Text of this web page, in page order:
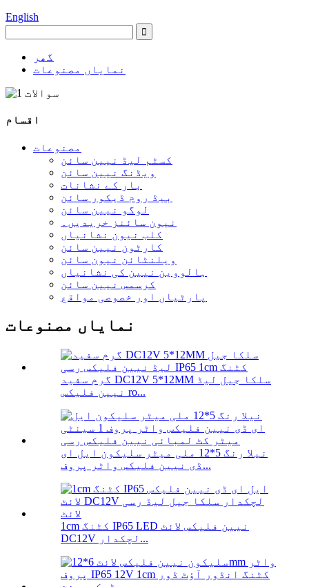
English
گھر
نمایاں مصنوعات
اقسام
مصنوعات
کسٹم لیڈ نیین سائن
ویڈنگ نیین سائن
بار کے نشانات
بیڈ روم ڈیکور سائن
لوگو نیین سائن
نیون سائنز خریدیں۔
کلب نیون نشانیاں
کارٹون نیین سائن
ویلنٹائن نیون سائن
ہالووین نیین کی نشانیاں
کرسمس نیین سائن
پارٹیاں اور خصوصی مواقع
نمایاں مصنوعات
گرم سفید DC12V 5*12MM سلکا جیل لیڈ
نیین فلیکس ro...
نیلا رنگ 5*12 ملی میٹر سلیکون ایل ای
ڈی نیین فلیکس واٹر پروف...
1cm کٹنگ IP65 LED نیین فلیکس لائٹ
DC12V لچکدار...